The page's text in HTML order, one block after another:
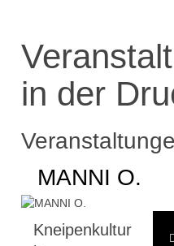
in der
MANNI O.
Kneipenkultur